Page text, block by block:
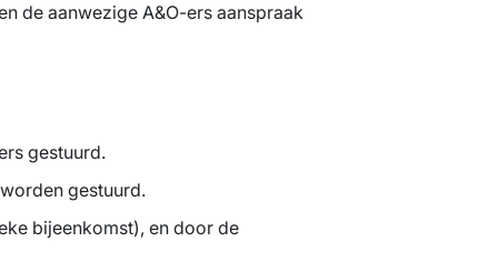
de aanwezige A&O-ers aanspraak
gestuurd.
gestuurd.
bijeenkomst), en door de